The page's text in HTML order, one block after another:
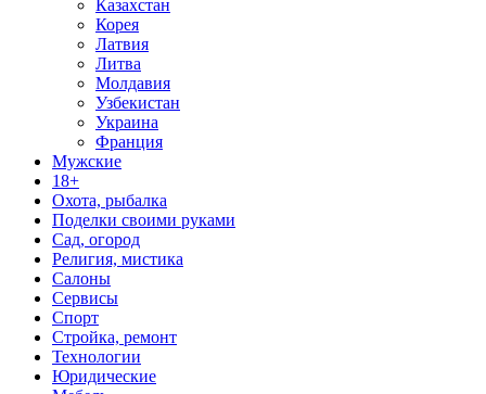
Казахстан
Корея
Латвия
Литва
Молдавия
Узбекистан
Украина
Франция
Мужские
18+
Охота, рыбалка
Поделки своими руками
Сад, огород
Религия, мистика
Салоны
Сервисы
Спорт
Стройка, ремонт
Технологии
Юридические